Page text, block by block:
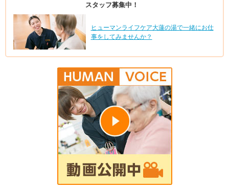
スタッフ募集中！
ヒューマンライフケア大蓮の湯で一緒にお仕
事をしてみませんか？